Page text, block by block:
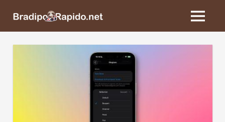
BradipoRapido.net
MENU